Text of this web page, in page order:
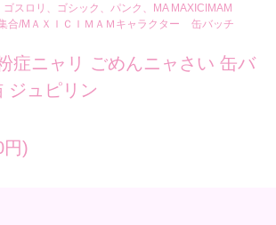
スロリ、ゴシック、パンク、MA MAXICIMAM
合/MＡＸＩＣＩＭＡＭキャラクター
缶バッチ
症ニャリ ごめんニャさい 缶バ
ジュピリン
円)